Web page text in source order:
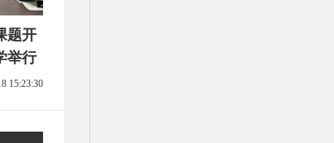
题开
举行
15:23:30